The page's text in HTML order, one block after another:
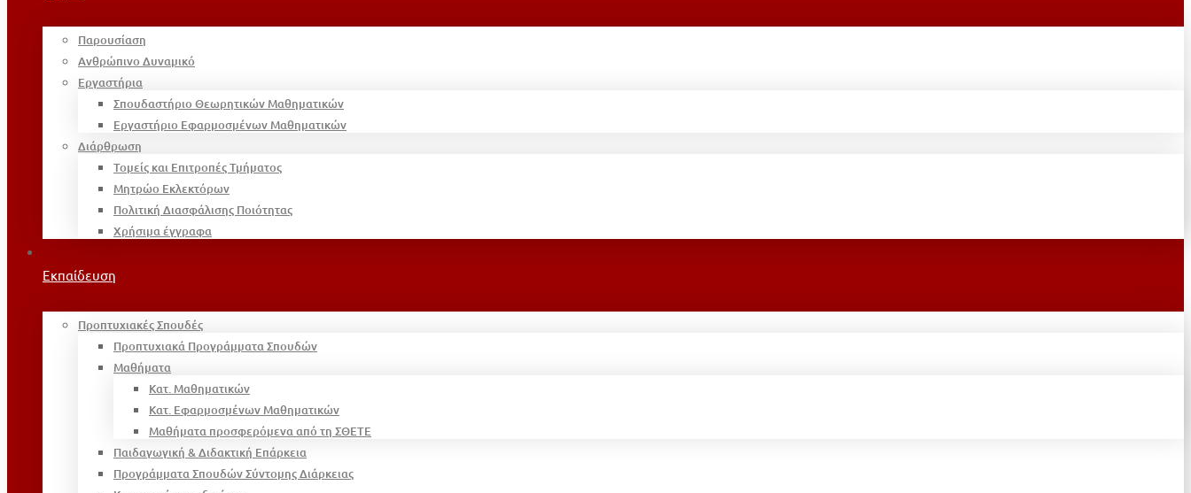
Παρουσίαση
Ανθρώπινο Δυναμικό
Εργαστήρια
Σπουδαστήριο Θεωρητικών Μαθηματικών
Εργαστήριο Εφαρμοσμένων Μαθηματικών
Διάρθρωση
Τομείς και Επιτροπές Τμήματος
Μητρώο Εκλεκτόρων
Πολιτική Διασφάλισης Ποιότητας
Χρήσιμα έγγραφα
Εκπαίδευση
Προπτυχιακές Σπουδές
Προπτυχιακά Προγράμματα Σπουδών
Μαθήματα
Κατ. Μαθηματικών
Κατ. Εφαρμοσμένων Μαθηματικών
Μαθήματα προσφερόμενα από τη ΣΘΕΤΕ
Παιδαγωγική & Διδακτική Επάρκεια
Προγράμματα Σπουδών Σύντομης Διάρκειας